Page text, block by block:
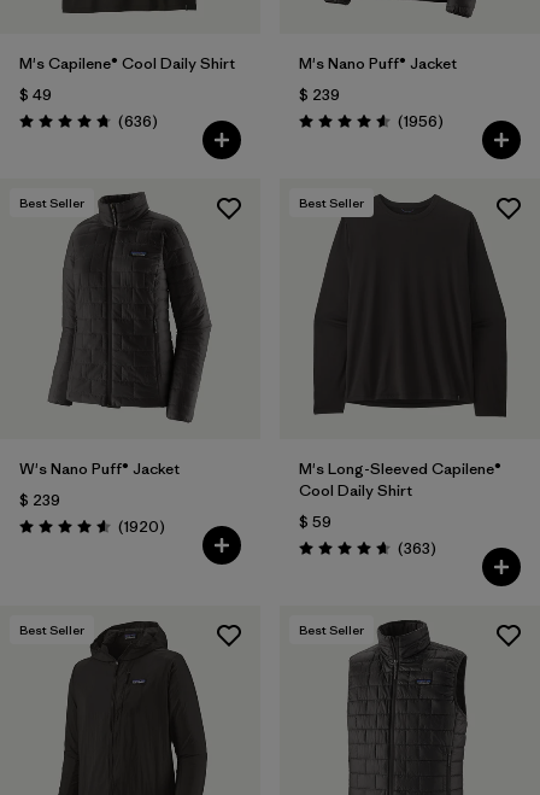
M's Capilene® Cool Daily Shirt
$ 49
Valoración: 4.7 / 5
(636Comentarios
)
M's Nano Puff® Jacket
$ 239
Valoración: 4.6 / 5
(1956Comentarios
)
Best Seller
W's Nano Puff® Jacket
$ 239
Valoración: 4.6 / 5
(1920Comentarios
)
Best Seller
M's Long-Sleeved Capilene®
Cool Daily Shirt
$ 59
Valoración: 4.7 / 5
(363Comentarios
)
Best Seller Best Seller